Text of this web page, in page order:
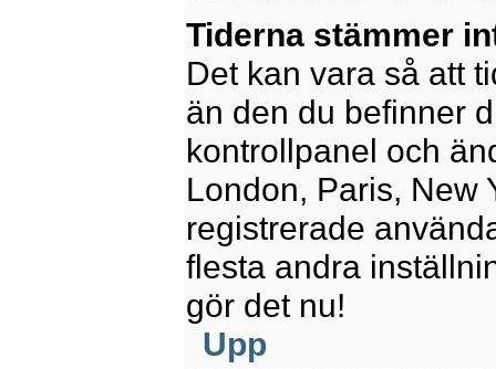
Tiderna stämmer
Det kan vara så att
än den du befinner
kontrollpanel och
London, Paris, New
registrerade
flesta andra
gör det nu!
Upp